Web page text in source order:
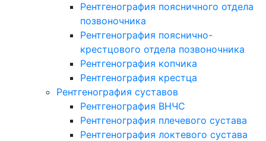
Рентгенография поясничного отдела
позвоночника
Рентгенография пояснично-
крестцового отдела позвоночника
Рентгенография копчика
Рентгенография крестца
Рентгенография суставов
Рентгенография ВНЧС
Рентгенография плечевого сустава
Рентгенография локтевого сустава